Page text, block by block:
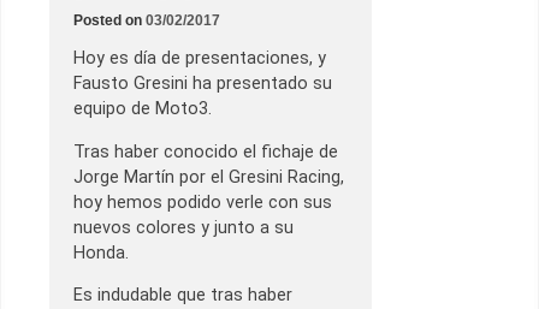
Posted on 03/02/2017
Hoy es día de presentaciones, y
Fausto Gresini ha presentado su
equipo de Moto3.
Tras haber conocido el fichaje de
Jorge Martín por el Gresini Racing,
hoy hemos podido verle con sus
nuevos colores y junto a su
Honda.
Es indudable que tras haber